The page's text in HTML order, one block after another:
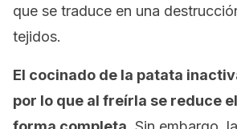
que se traduce en una
tejidos.
El cocinado de la patata
por lo que al freírla se reduce